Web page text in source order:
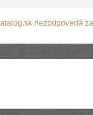
nezodpovedá